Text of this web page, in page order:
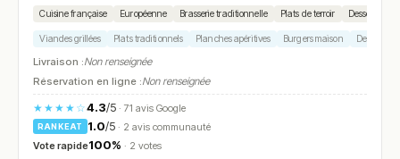
Cuisine française Européenne Brasserie traditionnelle Plats de terroir Desserts
Viandes grillées Plats traditionnels Planches apéritives Burgers maison Desserts
Livraison :Non renseignée
Réservation en ligne :Non renseignée
★★★★☆4.3/5· 71 avis Google
RANKEAT 1.0/5 · 2 avis communauté
Vote rapide100% · 2 votes